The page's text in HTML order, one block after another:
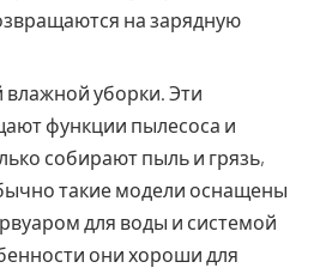
на зарядную
уборки. Эти
функции пылесоса и
собирают пыль и грязь,
такие модели оснащены
для воды и системой
они хороши для